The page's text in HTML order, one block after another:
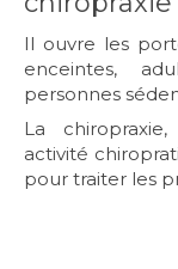
Il ouvre les
enceintes,
personnes
La
activité
pour traiter les